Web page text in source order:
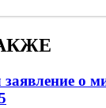
заявление о